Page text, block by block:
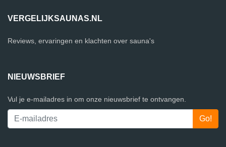
VERGELIJKSAUNAS.NL
Reviews, ervaringen en klachten over sauna's
NIEUWSBRIEF
Vul je e-mailadres in om onze nieuwsbrief te ontvangen.